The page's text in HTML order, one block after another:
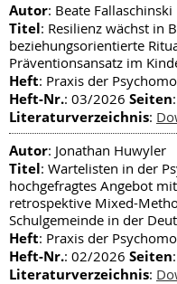
Autor: Beate Fallaschinski
Titel: Resilienz wächst in
beziehungsorientierte
Präventionsansatz im
Heft: Praxis der
Heft-Nr.: 03/2026 Seiten
Literaturverzeichnis:
Autor: Jonathan Huwyler
Titel: Wartelisten in der
hochgefragtes Angebot
retrospektive Mixed-
Schulgemeinde in der
Heft: Praxis der
Heft-Nr.: 02/2026 Seiten
Literaturverzeichnis: